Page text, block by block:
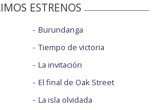
ESTRENOS
Burundanga
Tiempo de victoria
La invitación
El final de Oak Street
La isla olvidada